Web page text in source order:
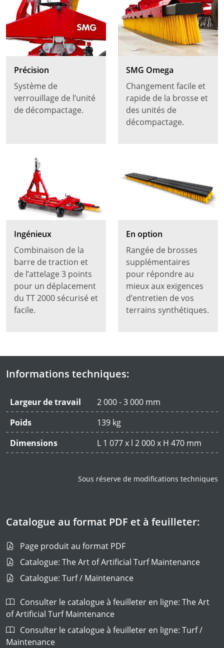
Précision
Système de
verrouillage de l’unité
de décompactage.
SMG Omega
Changement facile et
rapide de la brosse et
des unités de
décompactage.
Ingénieux
Combinaison de la
barre de traction et
de l’attelage 3 points
pour un déplacement
du TT 2000 sécurisé et
facile.
En option
Rangée de brosses
supplémentaires
pour répondre au
mieux aux exigences
d’entretien de vos
terrains synthétiques.
Informations techniques:
Largeur de travail
2 000 - 3 000 mm
Poids
139 kg
Dimensions
L 1 077 x l 2 000 x H 470 mm
Sous réserve de modifications techniques
Catalogue au format PDF et à feuilleter:
Page produit au format PDF
Catalogue: The Art of Artificial Turf Maintenance
Catalogue: Turf / Maintenance
Consulter le catalogue à feuilleter en ligne: The Art
of Artificial Turf Maintenance
Consulter le catalogue à feuilleter en ligne: Turf /
Maintenance